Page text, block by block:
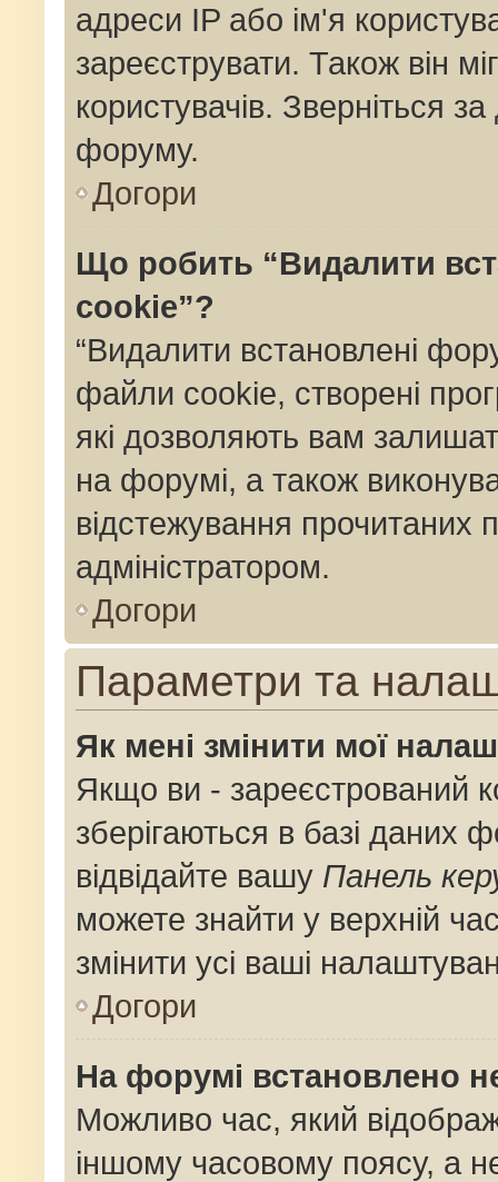
адреси IP або ім'я
зареєструвати. Також він
користувачів. Зверніться
форуму.
Догори
Що робить “Видалити
cookie”?
“Видалити встановлені
файли cookie, створені
які дозволяють вам
на форумі, а також
відстежування прочитаних
адміністратором.
Догори
Параметри та
Як мені змінити мої
Якщо ви - зареєстрований
зберігаються в базі даних
відвідайте вашу Панель
можете знайти у верхній
змінити усі ваші
Догори
На форумі встановлено
Можливо час, який
іншому часовому поясу, а